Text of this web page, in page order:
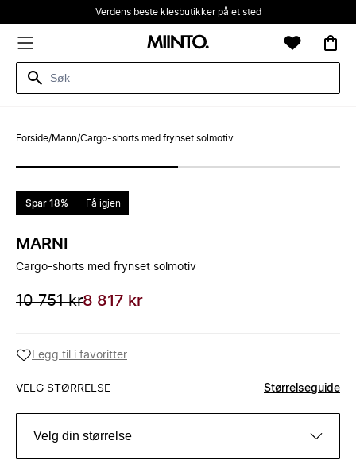
Verdens beste klesbutikker på et sted
Forside/Mann/Cargo-shorts med frynset solmotiv
Spar 18% Få igjen
MARNI
Cargo-shorts med frynset solmotiv
10 751 kr8 817 kr
Legg til i favoritter
VELG STØRRELSE Størrelseguide
Velg din størrelse